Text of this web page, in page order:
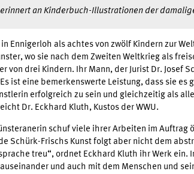
an Kinderbuch-Illustrationen der
Ennigerloh als achtes von zwölf Kindern zur
wo sie nach dem Zweiten Weltkrieg als
von drei Kindern. Ihr Mann, der Jurist Dr. Josef
ist eine bemerkenswerte Leistung, dass sie es
erfolgreich zu sein und gleichzeitig als
Dr. Eckhard Kluth, Kustos der WWU.
schuf viele ihrer Arbeiten im Auftrag
Schürk-Frischs Kunst folgt aber nicht dem
treu“, ordnet Eckhard Kluth ihr Werk ein.
und auch mit dem Menschen und